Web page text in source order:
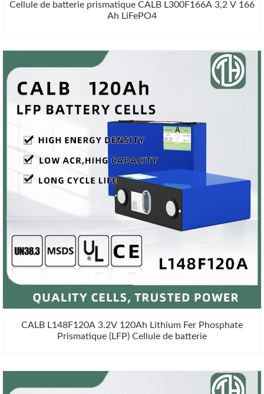
Cellule de batterie prismatique CALB L300F166A 3,2 V 166
Ah LiFePO4
CALB L148F120A 3.2V 120Ah Lithium Fer Phosphate
Prismatique (LFP) Cellule de batterie